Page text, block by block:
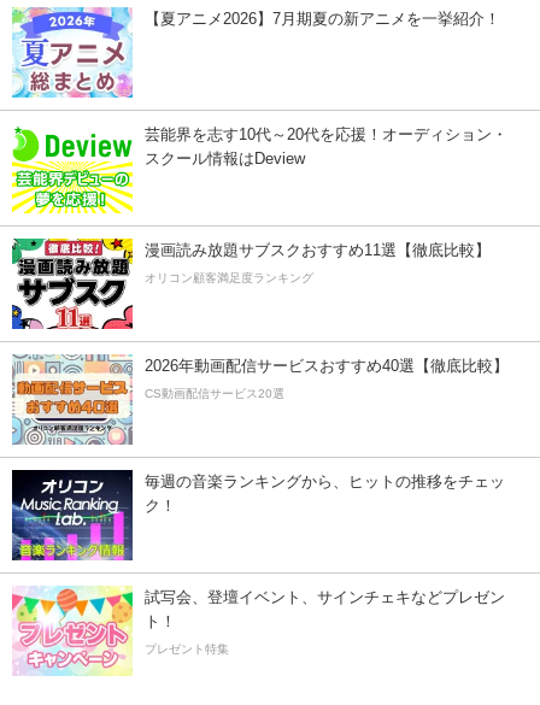
【夏アニメ2026】7月期夏の新アニメを一挙紹介！
芸能界を志す10代～20代を応援！オーディション・
スクール情報はDeview
漫画読み放題サブスクおすすめ11選【徹底比較】
オリコン顧客満足度ランキング
2026年動画配信サービスおすすめ40選【徹底比較】
CS動画配信サービス20選
毎週の音楽ランキングから、ヒットの推移をチェッ
ク！
試写会、登壇イベント、サインチェキなどプレゼン
ト！
プレゼント特集